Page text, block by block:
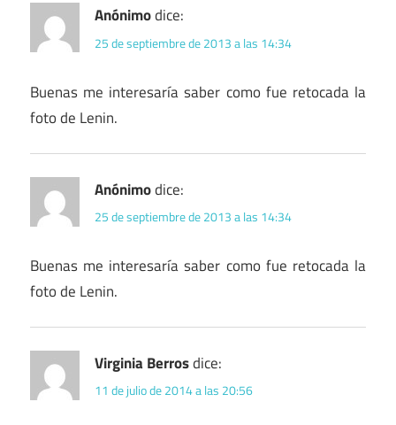
Anónimodice:
25 de septiembre de 2013 a las 14:34
Buenas me interesaría saber como fue retocada la
foto de Lenin.
Anónimodice:
25 de septiembre de 2013 a las 14:34
Buenas me interesaría saber como fue retocada la
foto de Lenin.
Virginia Berrosdice:
11 de julio de 2014 a las 20:56